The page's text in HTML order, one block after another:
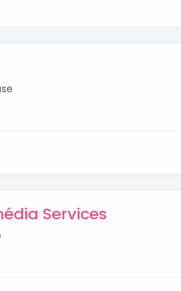
Services